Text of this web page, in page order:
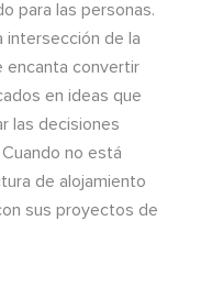
para las personas.
intersección de la
encanta convertir
en ideas que
las decisiones
no está
de alojamiento
sus proyectos de